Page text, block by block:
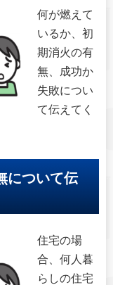
何が燃えて
いるか、初
期消火の有
無、成功か
失敗につい
て伝えてく
について伝
住宅の場
合、何人暮
らしの住宅